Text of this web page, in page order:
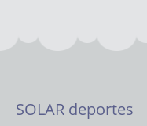
SOLAR deportes